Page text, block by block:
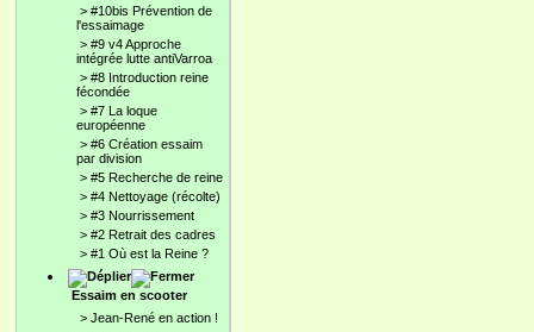
> #10bis Prévention de
l'essaimage
> #9 v4 Approche
intégrée lutte antiVarroa
> #8 Introduction reine
fécondée
> #7 La loque
européenne
> #6 Création essaim
par division
> #5 Recherche de reine
> #4 Nettoyage (récolte)
> #3 Nourrissement
> #2 Retrait des cadres
> #1 Où est la Reine ?
Essaim en scooter
> Jean-René en action !